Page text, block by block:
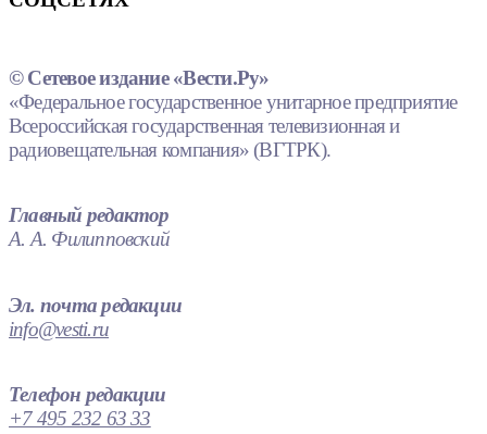
© Сетевое издание «Вести.Ру»
«Федеральное государственное унитарное предприятие
Всероссийская государственная телевизионная и
радиовещательная компания» (ВГТРК).
Главный редактор
А. А. Филипповский
Эл. почта редакции
info@vesti.ru
Телефон редакции
+7 495 232 63 33